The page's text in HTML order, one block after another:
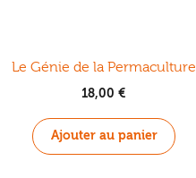
Le Génie de la Permaculture
18,00€
Ajouter au panier